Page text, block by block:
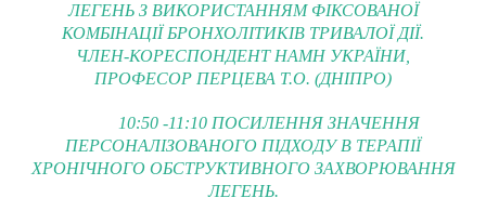
ЛЕГЕНЬ З ВИКОРИСТАННЯМ ФІКСОВАНОЇ
КОМБІНАЦІЇ БРОНХОЛІТИКІВ ТРИВАЛОЇ ДІЇ.
ЧЛЕН-КОРЕСПОНДЕНТ НАМН УКРАЇНИ,
ПРОФЕСОР ПЕРЦЕВА Т.О. (ДНІПРО)
10:50 -11:10 ПОСИЛЕННЯ ЗНАЧЕННЯ
ПЕРСОНАЛІЗОВАНОГО ПІДХОДУ В ТЕРАПІЇ
ХРОНІЧНОГО ОБСТРУКТИВНОГО ЗАХВОРЮВАННЯ
ЛЕГЕНЬ.